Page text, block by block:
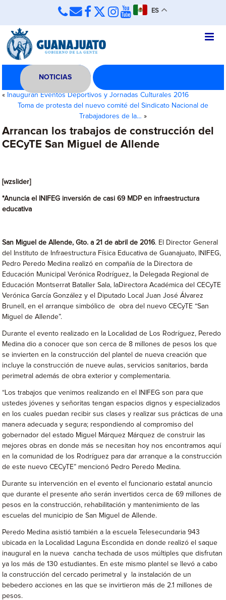
ES
NOTICIAS
« Inauguran Eventos Deportivos y Jornadas Culturales 2016
Toma de protesta del nuevo comité del Sindicato Nacional de
Trabajadores de la… »
Arrancan los trabajos de construcción del
CECyTE San Miguel de Allende
[wzslider]
*Anuncia el INIFEG inversión de casi 69 MDP en infraestructura
educativa
San Miguel de Allende, Gto. a 21 de abril de 2016. El Director General
del Instituto de Infraestructura Física Educativa de Guanajuato, INIFEG,
Pedro Peredo Medina realizó en compañía de la Directora de
Educación Municipal Verónica Rodríguez, la Delegada Regional de
Educación Montserrat Bataller Sala, laDirectora Académica del CECyTE
Verónica García González y el Diputado Local Juan José Álvarez
Brunell, en el arranque simbólico de obra del nuevo CECyTE “San
Miguel de Allende”.
Durante el evento realizado en la Localidad de Los Rodríguez, Peredo
Medina dio a conocer que son cerca de 8 millones de pesos los que
se invierten en la construcción del plantel de nueva creación que
incluye la construcción de nueve aulas, servicios sanitarios, barda
perimetral además de obra exterior y complementaria.
“Los trabajos que venimos realizando en el INIFEG son para que
ustedes jóvenes y señoritas tengan espacios dignos y especializados
en los cuales puedan recibir sus clases y realizar sus prácticas de una
manera adecuada y segura; respondiendo al compromiso del
gobernador del estado Miguel Márquez Márquez de construir las
mejores obras en donde más se necesitan hoy nos encontramos aquí
en la comunidad de los Rodríguez para dar arranque a la construcción
de este nuevo CECyTE” mencionó Pedro Peredo Medina.
Durante su intervención en el evento el funcionario estatal anuncio
que durante el presente año serán invertidos cerca de 69 millones de
pesos en la construcción, rehabilitación y mantenimiento de las
escuelas del municipio de San Miguel de Allende.
Peredo Medina asistió también a la escuela Telesecundaria 943
ubicada en la Localidad Laguna Escondida en donde realizó el saque
inaugural en la nueva cancha techada de usos múltiples que disfrutan
ya los más de 130 estudiantes. En este mismo plantel se llevó a cabo
la construcción del cercado perimetral y la instalación de un
bebedero acciones en las que se invirtieron más de 2.1 millones de
pesos.